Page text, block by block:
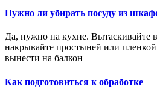
Нужно ли убирать посуду из
Да, нужно на кухне. Вытаскивайте
накрывайте простыней или
вынести на балкон
Как подготовиться к обработке